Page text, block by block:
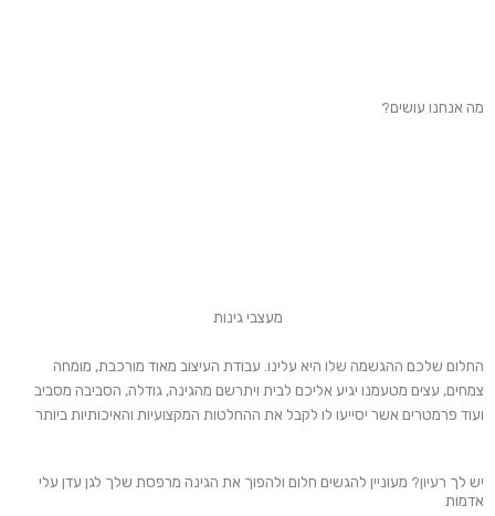
מה אנחנו עושים?
מעצבי גינות
החלום שלכם ההגשמה שלו היא עלינו. עבודת העיצוב מאוד מורכבת, מומחה
צמחים, עצים מטעמנו יגיע אליכם לבית ויתרשם מהגינה, גודלה, הסביבה מסביב
ועוד פרמטרים אשר יסייעו לו לקבל את ההחלטות המקצועיות והאיכותיות ביותר
יש לך רעיון? מעוניין להגשים חלום ולהפוך את הגינה מרפסת שלך לגן עדן עלי
אדמות